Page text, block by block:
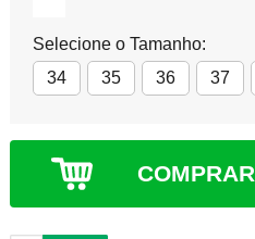
Selecione o Tamanho:
34
35 36 37
COMPRAR